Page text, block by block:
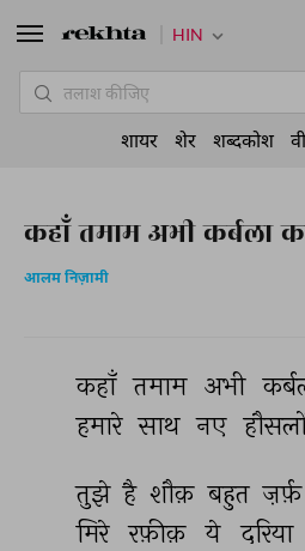
कहाँ तमाम अभी कर्बला
आलम निज़ामी
कहाँ तमाम अभी
हमारे साथ नए
तुझे है शौक़ बहुत ज़र्फ़
मिरे रफ़ीक़ ये दरिया
HIN
शायर शेर शब्दकोश